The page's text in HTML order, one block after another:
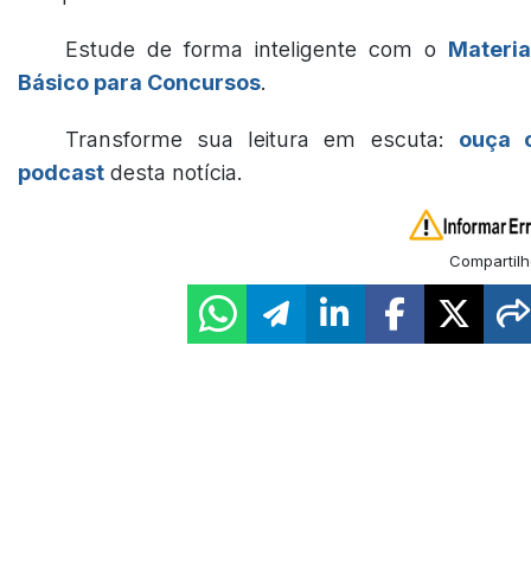
Estude de forma inteligente com o
Básico para Concursos.
Transforme sua leitura em escuta: ouça
podcast desta notícia.